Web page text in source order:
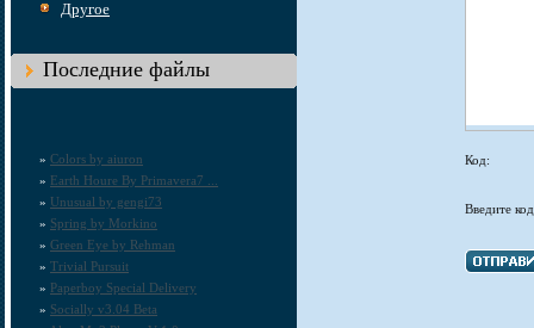
Другое
Последние файлы
» Сolors by aiuron
» Earth Houre By Primavera7 ...
» Unusual by gengi73
» Spring by Morkino
» Green Eye by Rehman
» Trivial Pursuit
» Paperboy Special Delivery
» Socially v3.04 Beta
Код:
Введите